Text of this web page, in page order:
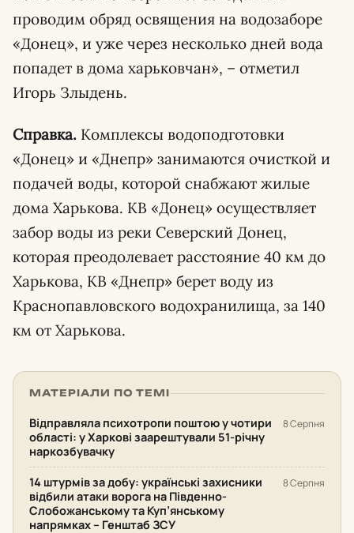
проводим обряд освящения на водозаборе
«Донец», и уже через несколько дней вода
попадет в дома харьковчан», – отметил
Игорь Злыдень.
Справка. Комплексы водоподготовки
«Донец» и «Днепр» занимаются очисткой и
подачей воды, которой снабжают жилые
дома Харькова. КВ «Донец» осуществляет
забор воды из реки Северский Донец,
которая преодолевает расстояние 40 км до
Харькова, КВ «Днепр» берет воду из
Краснопавловского водохранилища, за 140
км от Харькова.
МАТЕРІАЛИ ПО ТЕМІ
Відправляла психотропи поштою у чотири
області: у Харкові заарештували 51-річну
наркозбувачку
8 Серпня
14 штурмів за добу: українські захисники
відбили атаки ворога на Південно-
Слобожанському та Куп’янському
напрямках – Генштаб ЗСУ
8 Серпня